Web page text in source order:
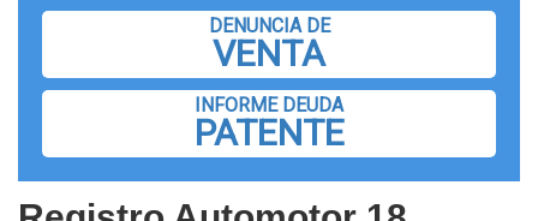
DENUNCIA DE
VENTA
INFORME DEUDA
PATENTE